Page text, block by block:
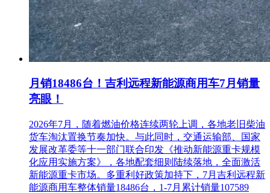
月销18486台！吉利远程新能源商用车7月销量
亮眼！
2026年7月，随着燃油价格连续两轮上调，各地老旧柴油
货车淘汰置换节奏加快。与此同时，交通运输部、国家
发展改革委等十一部门联合印发《推动新能源重卡规模
化应用实施方案》，各地配套细则陆续落地，全面激活
新能源重卡市场。多重利好政策加持下，7月吉利远程新
能源商用车整体销量18486台，1-7月累计销量107589